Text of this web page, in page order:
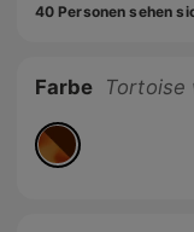
40 Personen sehen
Farbe Tortoise